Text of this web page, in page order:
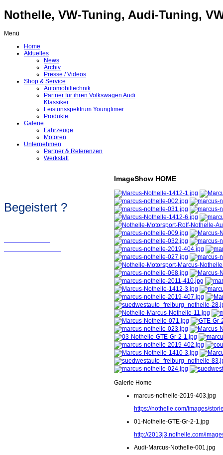
Nothelle, VW-Tuning, Audi-Tuning,
Menü
Home
Aktuelles
News
Archiv
Presse / Videos
Shop & Service
Automobiltechnik
Partner für ihren Volkswagen Audi
Klassiker
Leistunsspektrum Youngtimer
Produkte
Galerie
Fahrzeuge
Motoren
Unternehmen
Partner & Referenzen
Werkstatt
ImageShow HOME
Galerie Home
marcus-nothelle-2019-403.jpg
https://nothelle.com/images/
01-Nothelle-GTE-Gr-2-1.jpg
http://2013j3.nothelle.com/
Audi-Marcus-Nothelle-001.jpg
Begeistert ?